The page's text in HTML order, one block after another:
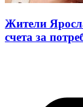
Жители
счета за